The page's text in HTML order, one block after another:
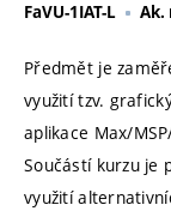
FaVU-1IAT-L Ak.
Předmět je
využití tzv.
aplikace Max/
Součástí kurzu je
využití